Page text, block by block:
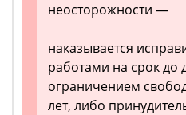
неосторожности —
наказывается
работами на срок до
ограничением
лет, либо